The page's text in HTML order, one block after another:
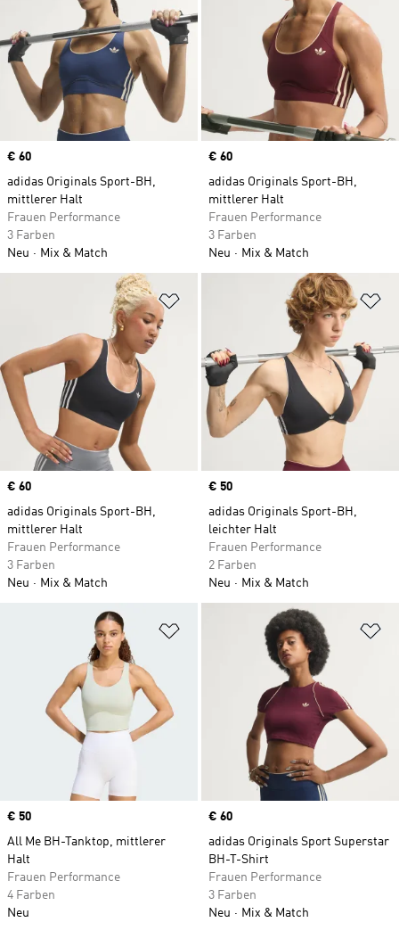
Price
€ 60
adidas Originals Sport-BH,
mittlerer Halt
Frauen Performance
3 Farben
Neu
Mix & Match
Price
€ 60
adidas Originals Sport-BH,
mittlerer Halt
Frauen Performance
3 Farben
Neu
Mix & Match
Zur Wunschliste hinzufügen
Price
€ 60
adidas Originals Sport-BH,
mittlerer Halt
Frauen Performance
3 Farben
Neu
Mix & Match
Price
€ 50
adidas Originals Sport-BH,
leichter Halt
Frauen Performance
2 Farben
Neu
Mix & Match
Zur Wunschliste hinzufügen
Price
€ 50
All Me BH-Tanktop, mittlerer
Halt
Frauen Performance
4 Farben
Neu
Price
€ 60
adidas Originals Sport Superstar
BH-T-Shirt
Frauen Performance
3 Farben
Neu
Mix & Match